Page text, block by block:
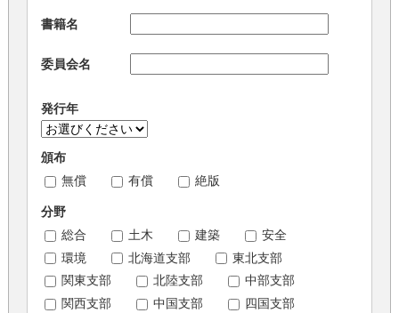
書籍名
委員会名
発行年
頒布
無償
有償 絶版
分野
総合
土木 建築
安全
環境
北海道支部
東北支部
関東支部
北陸支部
中部支部
関西支部
中国支部
四国支部